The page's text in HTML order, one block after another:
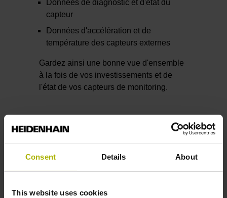
Consent Details About
This website uses cookies
Données de diagnostic et d'état du
capteur
Données d'accélération et de
température des capteurs externes
Gardez ainsi une bonne vue d'ensemble
à la fois de vos investissements et de
l'état de vos capteurs de monitoring.
Une technique de
fixation adaptée